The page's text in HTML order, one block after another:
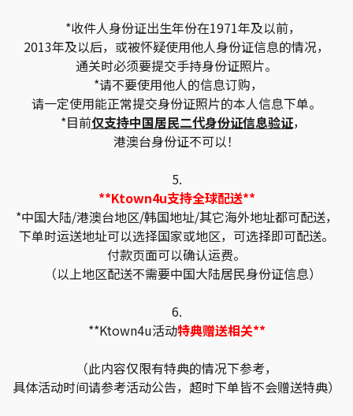
*收件人身份证出生年份在1971年及以前，
2013年及以后，或被怀疑使用他人身份证信息的情况，
通关时必须要提交手持身份证照片。
*请不要使用他人的信息订购，
请一定使用能正常提交身份证照片的本人信息下单。
*目前仅支持中国居民二代身份证信息验证，
港澳台身份证不可以！
5.
**Ktown4u支持全球配送**
*中国大陆/港澳台地区/韩国地址/其它海外地址都可配送，
下单时运送地址可以选择国家或地区，可选择即可配送。
付款页面可以确认运费。
（以上地区配送不需要中国大陆居民身份证信息）
6.
**Ktown4u活动特典赠送相关**
（此内容仅限有特典的情况下参考，
具体活动时间请参考活动公告，超时下单皆不会赠送特典）